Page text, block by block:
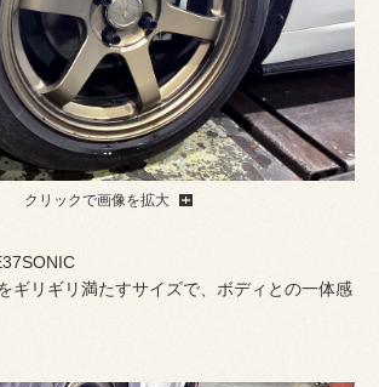
クリックで画像を拡大
ギリギリ満たすサイズで、ボディとの一体感